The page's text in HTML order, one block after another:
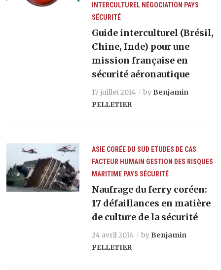
INTERCULTUREL NÉGOCIATION PAYS
SÉCURITÉ
Guide interculturel (Brésil,
Chine, Inde) pour une
mission française en
sécurité aéronautique
17 juillet 2014 by Benjamin
PELLETIER
ASIE CORÉE DU SUD ETUDES DE CAS
FACTEUR HUMAIN GESTION DES RISQUES
MARITIME PAYS SÉCURITÉ
Naufrage du ferry coréen:
17 défaillances en matière
de culture de la sécurité
24 avril 2014 by Benjamin
PELLETIER